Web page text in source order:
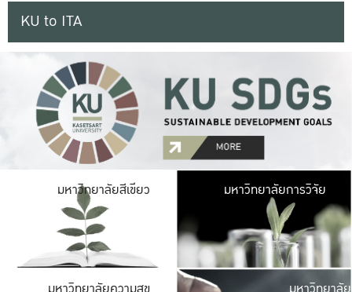
KU to ITA
มหาวิทยาลัยสีเขียว มหาวิ
มีพื้นที่เขียวสดใส
เป็นป่าในเมือง เกษต
มหาวิทยาลัยการวิจัย
มหาวิ